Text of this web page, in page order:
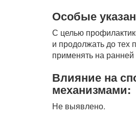
Особые
С целью
и продолжать до тех
применять на
Влияние на
механизмами:
Не выявлено.